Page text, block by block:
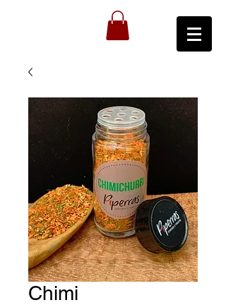
Chimi